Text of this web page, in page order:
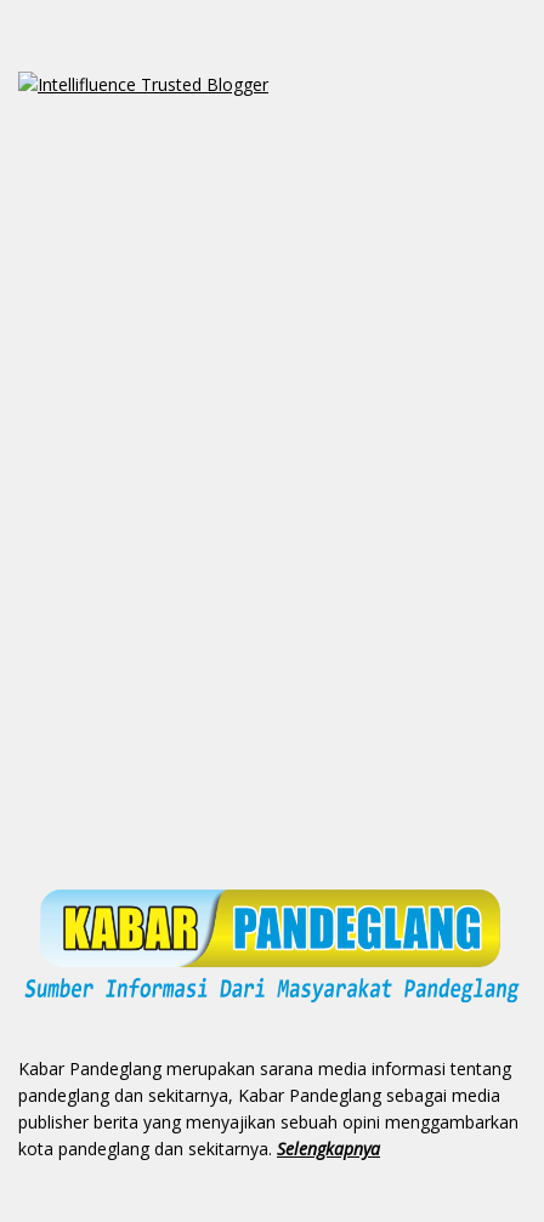
Kabar Pandeglang merupakan sarana media informasi tentang
pandeglang dan sekitarnya, Kabar Pandeglang sebagai media
publisher berita yang menyajikan sebuah opini menggambarkan
kota pandeglang dan sekitarnya. Selengkapnya